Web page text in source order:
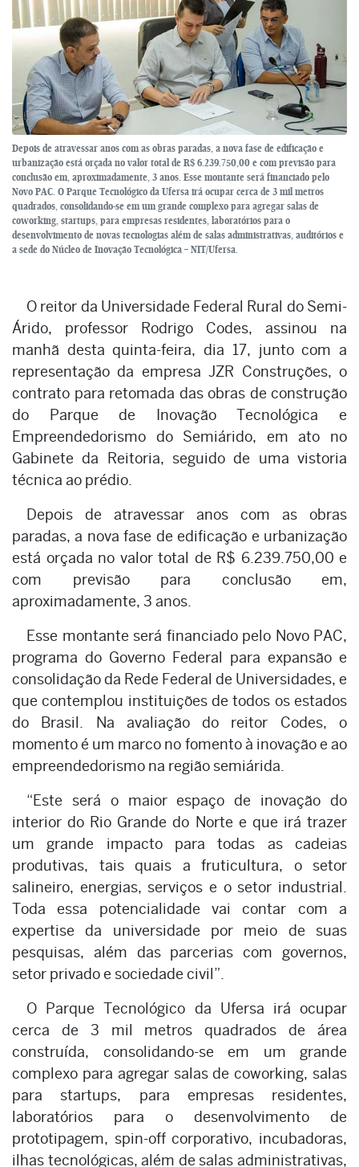
Depois de atravessar anos com as obras paradas, a nova fase de edificação e
urbanização está orçada no valor total de R$ 6.239.750,00 e com previsão para
conclusão em, aproximadamente, 3 anos. Esse montante será financiado pelo
Novo PAC. O Parque Tecnológico da Ufersa irá ocupar cerca de 3 mil metros
quadrados, consolidando-se em um grande complexo para agregar salas de
coworking, startups, para empresas residentes, laboratórios para o
desenvolvimento de novas tecnologias além de salas administrativas, auditórios e
a sede do Núcleo de Inovação Tecnológica – NIT/Ufersa.
O reitor da Universidade Federal Rural do Semi-
Árido, professor Rodrigo Codes, assinou na
manhã desta quinta-feira, dia 17, junto com a
representação da empresa JZR Construções, o
contrato para retomada das obras de construção
do Parque de Inovação Tecnológica e
Empreendedorismo do Semiárido, em ato no
Gabinete da Reitoria, seguido de uma vistoria
técnica ao prédio.
Depois de atravessar anos com as obras
paradas, a nova fase de edificação e urbanização
está orçada no valor total de R$ 6.239.750,00 e
com previsão para conclusão em,
aproximadamente, 3 anos.
Esse montante será financiado pelo Novo PAC,
programa do Governo Federal para expansão e
consolidação da Rede Federal de Universidades, e
que contemplou instituições de todos os estados
do Brasil. Na avaliação do reitor Codes, o
momento é um marco no fomento à inovação e ao
empreendedorismo na região semiárida.
“Este será o maior espaço de inovação do
interior do Rio Grande do Norte e que irá trazer
um grande impacto para todas as cadeias
produtivas, tais quais a fruticultura, o setor
salineiro, energias, serviços e o setor industrial.
Toda essa potencialidade vai contar com a
expertise da universidade por meio de suas
pesquisas, além das parcerias com governos,
setor privado e sociedade civil”.
O Parque Tecnológico da Ufersa irá ocupar
cerca de 3 mil metros quadrados de área
construída, consolidando-se em um grande
complexo para agregar salas de coworking, salas
para startups, para empresas residentes,
laboratórios para o desenvolvimento de
prototipagem, spin-off corporativo, incubadoras,
ilhas tecnológicas, além de salas administrativas,